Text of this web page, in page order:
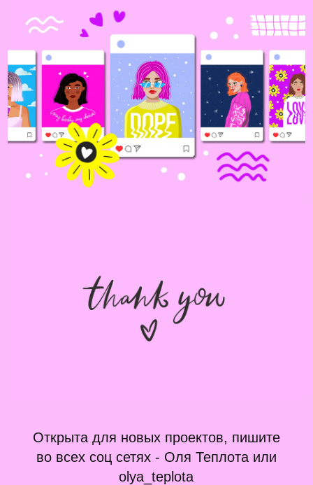
Открыта для новых проектов, пишите
во всех соц сетях - Оля Теплота или
olya_teplota